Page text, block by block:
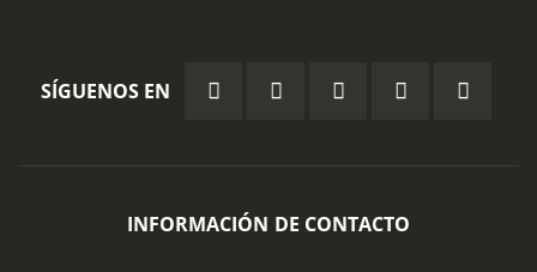
SÍGUENOS EN
INFORMACIÓN DE CONTACTO